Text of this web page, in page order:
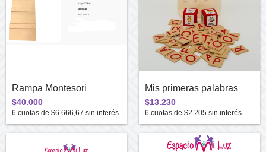
Rampa Montesori
$40.000
6 cuotas de $6.666,67 sin interés
Mis primeras palabras
$13.230
6 cuotas de $2.205 sin interés